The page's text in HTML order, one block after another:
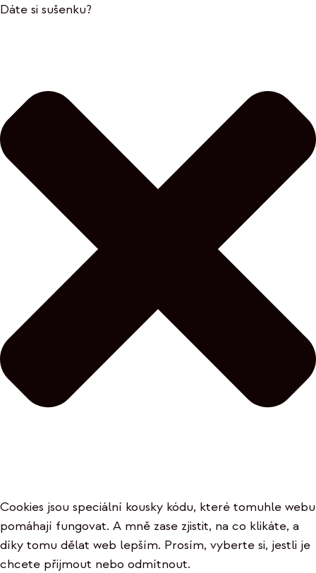
Dáte si sušenku?
Cookies jsou speciální kousky kódu, které tomuhle webu
pomáhají fungovat. A mně zase zjistit, na co klikáte, a
díky tomu dělat web lepším. Prosím, vyberte si, jestli je
chcete přijmout nebo odmítnout.